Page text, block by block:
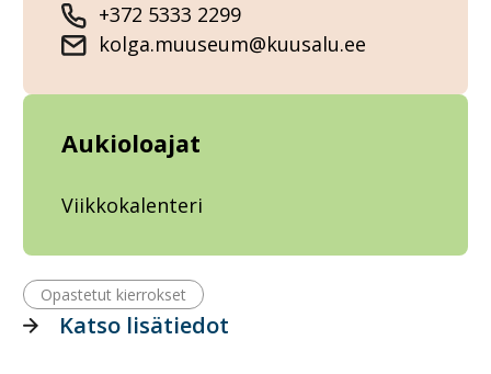
+372 5333 2299
kolga.muuseum@kuusalu.ee
Aukioloajat
Viikkokalenteri
Opastetut kierrokset
Katso lisätiedot